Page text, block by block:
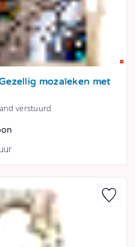
mozaïeken met
verstuurd